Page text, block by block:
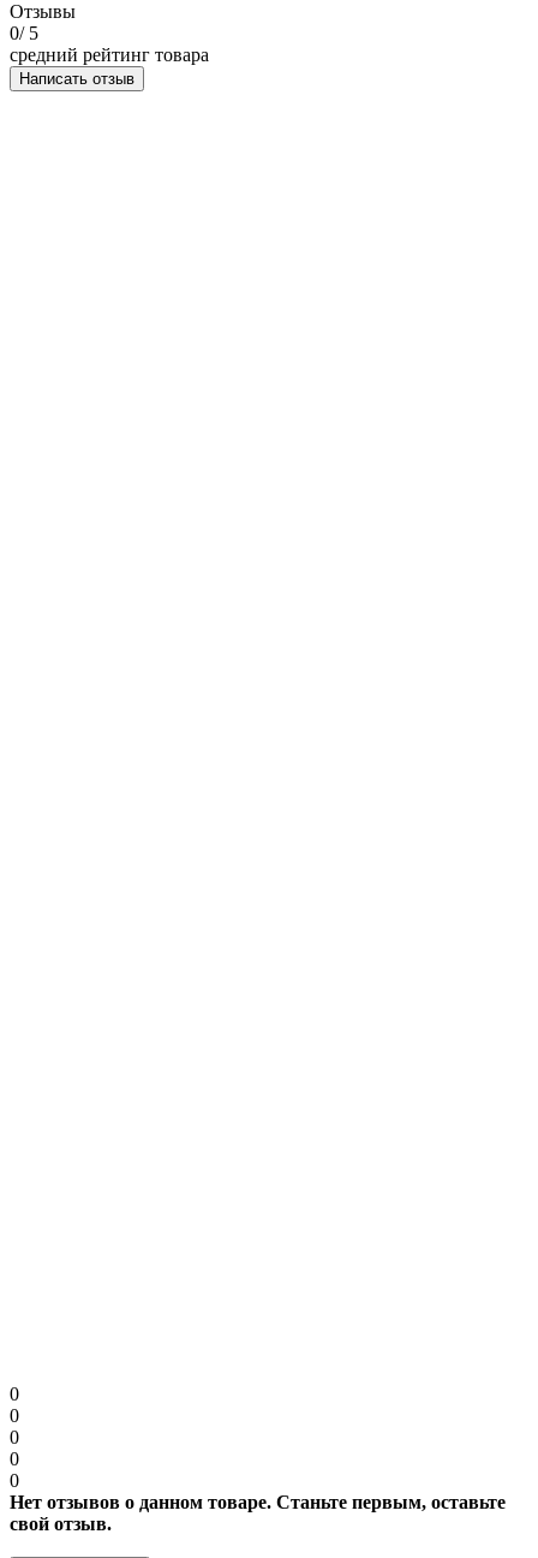
Отзывы
0/ 5
средний рейтинг товара
Написать отзыв
0
0
0
0
0
Нет отзывов о данном товаре. Станьте первым, оставьте
свой отзыв.